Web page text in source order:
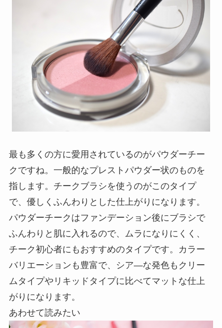
最も多くの方に愛用されているのがパウダーチー
クですね。 一般的なプレストパウダー状のものを
指します。チークブラシを使うのがこのタイプ
で、優しくふんわりとした仕上がりになります。
パウダーチークはファンデーション後にブラシで
ふんわりと肌に入れるので、ムラになりにくく、
チーク初心者にもおすすめのタイプです。カラー
バリエーションも豊富で、シア―な発色もクリー
ムタイプやリキッドタイプに比べてマットな仕上
がりになります。
あわせて読みたい